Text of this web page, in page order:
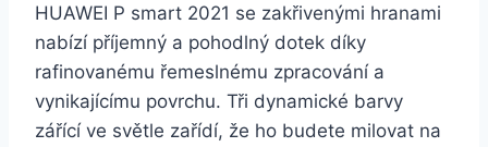
HUAWEI P smart 2021 se zakřivenými hranami
nabízí příjemný a pohodlný dotek díky
rafinovanému řemeslnému zpracování a
vynikajícímu povrchu. Tři dynamické barvy
zářící ve světle zařídí, že ho budete milovat na